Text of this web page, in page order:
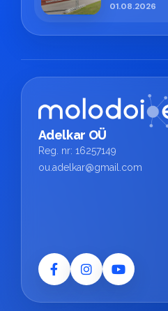
01.08.2026
Adelkar OÜ
Reg. nr: 16257149
ou.adelkar@gmail.com